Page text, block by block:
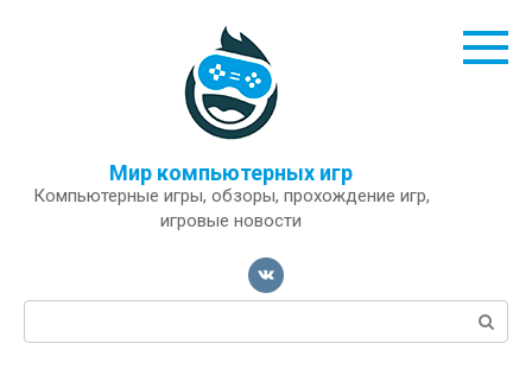
Мир компьютерных игр
Компьютерные игры, обзоры, прохождение игр,
игровые новости
Поиск: